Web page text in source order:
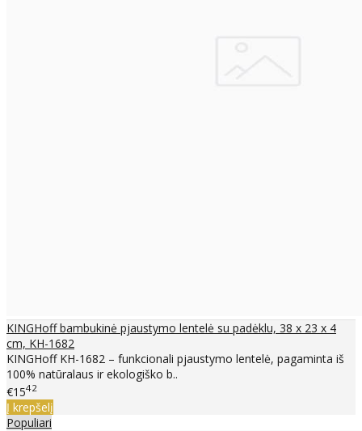
KINGHoff bambukinė pjaustymo lentelė su padėklu, 38 x 23 x 4
cm, KH-1682
KINGHoff KH-1682 – funkcionali pjaustymo lentelė, pagaminta iš
100% natūralaus ir ekologiško b..
€1542
Į krepšelį
Populiari